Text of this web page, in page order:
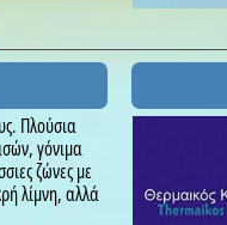
Πλούσια
γόνιμα
ζώνες με
λίμνη, αλλά